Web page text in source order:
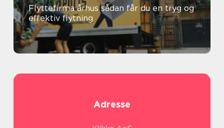
Flyttefirma århus sådan får du en tryg og
effektiv flytning
Adresse